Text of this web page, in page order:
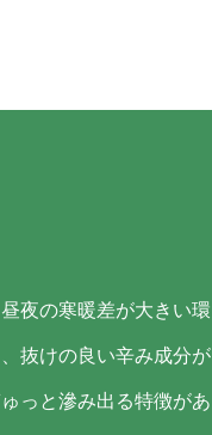
夜の寒暖差が大きい環
抜けの良い辛み成分が
っと滲み出る特徴があ